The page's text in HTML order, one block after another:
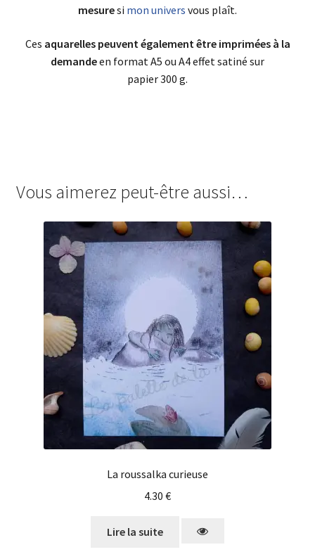
mesuresi mon univers vous plaît.
Ces aquarelles peuvent également être imprimées à la
demandeen format A5 ou A4 effet satiné sur
papier 300 g.
Vous aimerez peut-être aussi…
La roussalka curieuse
4.30 €
Lire la suite